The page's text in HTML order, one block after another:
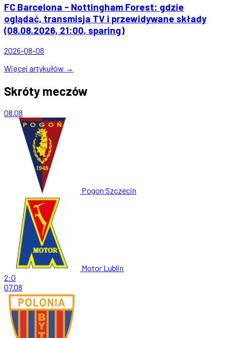
FC Barcelona - Nottingham Forest: gdzie
oglądać, transmisja TV i przewidywane składy
(08.08.2026, 21:00, sparing)
2026-08-08
Więcej artykułów →
Skróty meczów
08.08
Pogon Szczecin
Motor Lublin
2:0
07.08